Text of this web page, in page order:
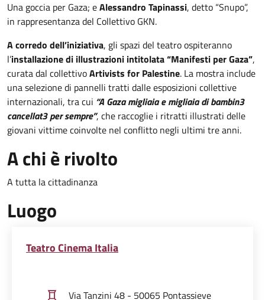
Una goccia per Gaza; eAlessandro Tapinassi, detto “Snupo”,
in rappresentanza del Collettivo GKN.
A corredo dell’iniziativa, gli spazi del teatro ospiteranno
l’installazione di illustrazioni intitolata “Manifesti per Gaza”,
curata dal collettivoArtivists for Palestine. La mostra include
una selezione di pannelli tratti dalle esposizioni collettive
internazionali, tra cui “A Gaza migliaia e migliaia di bambin3
cancellat3 per sempre”, che raccoglie i ritratti illustrati delle
giovani vittime coinvolte nel conflitto negli ultimi tre anni.
A chi è rivolto
A tutta la cittadinanza
Luogo
Teatro Cinema Italia
Via Tanzini 48 - 50065 Pontassieve